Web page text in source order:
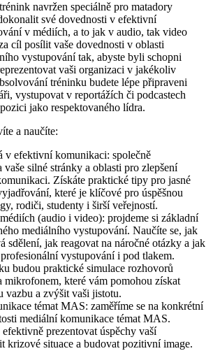
navržen speciálně pro matadory
své dovednosti v efektivní
v médiích, a to jak v audio, tak video
cíl posílit vaše dovednosti v oblasti
vystupování tak, abyste byli schopni
vaši organizaci v jakékoliv
tréninku budete lépe připraveni
vystupovat v reportážích či podcastech
jako respektovaného lídra.
a naučíte:
v efektivní komunikaci: společně
vaše silné stránky a oblasti pro zlepšení
Získáte praktické tipy pro jasné
které je klíčové pro úspěšnou
rodiči, studenty i širší veřejností.
(audio i video): projdeme si základní
mediálního vystupování. Naučíte se, jak
sdělení, jak reagovat na náročné otázky a jak
vystupování i pod tlakem.
budou praktické simulace rozhovorů
mikrofonem, které vám pomohou získat
vazbu a zvýšit vaši jistotu.
témat MAS: zaměříme se na konkrétní
mediální komunikace témat MAS.
prezentovat úspěchy vaší
krizové situace a budovat pozitivní image.